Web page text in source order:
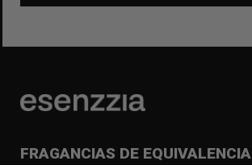
FRAGANCIAS DE EQUIVALENCIA